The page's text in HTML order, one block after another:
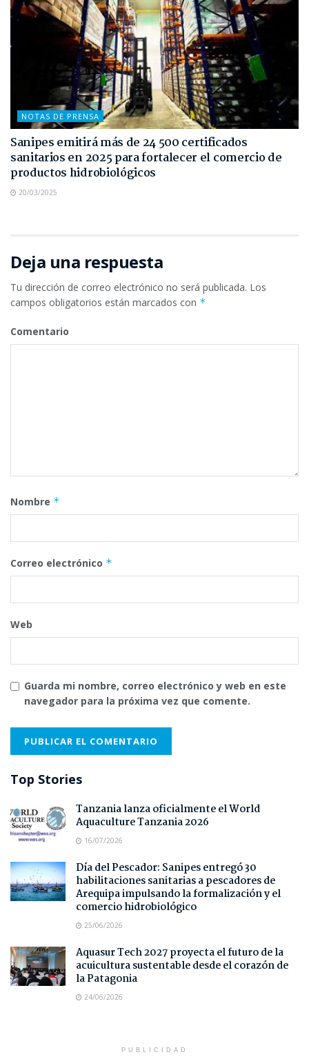
NOTAS DE PRENSA
Sanipes emitirá más de 24 500 certificados
sanitarios en 2025 para fortalecer el comercio de
productos hidrobiológicos
20/03/2025
Deja una respuesta
Tu dirección de correo electrónico no será publicada. Los
campos obligatorios están marcados con *
Comentario
Nombre *
Correo electrónico *
Web
Guarda mi nombre, correo electrónico y web en este
navegador para la próxima vez que comente.
Top Stories
Tanzania lanza oficialmente el World
Aquaculture Tanzania 2026
16/07/2026
Día del Pescador: Sanipes entregó 30
habilitaciones sanitarias a pescadores de
Arequipa impulsando la formalización y el
comercio hidrobiológico
25/06/2026
Aquasur Tech 2027 proyecta el futuro de la
acuicultura sustentable desde el corazón de
la Patagonia
24/06/2026
PUBLICIDAD